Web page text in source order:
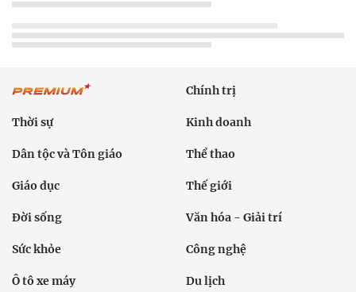
Chính trị
Thời sự Kinh doanh
Dân tộc và Tôn giáo Thể thao
Giáo dục Thế giới
Đời sống Văn hóa - Giải trí
Sức khỏe Công nghệ
Ô tô xe máy Du lịch